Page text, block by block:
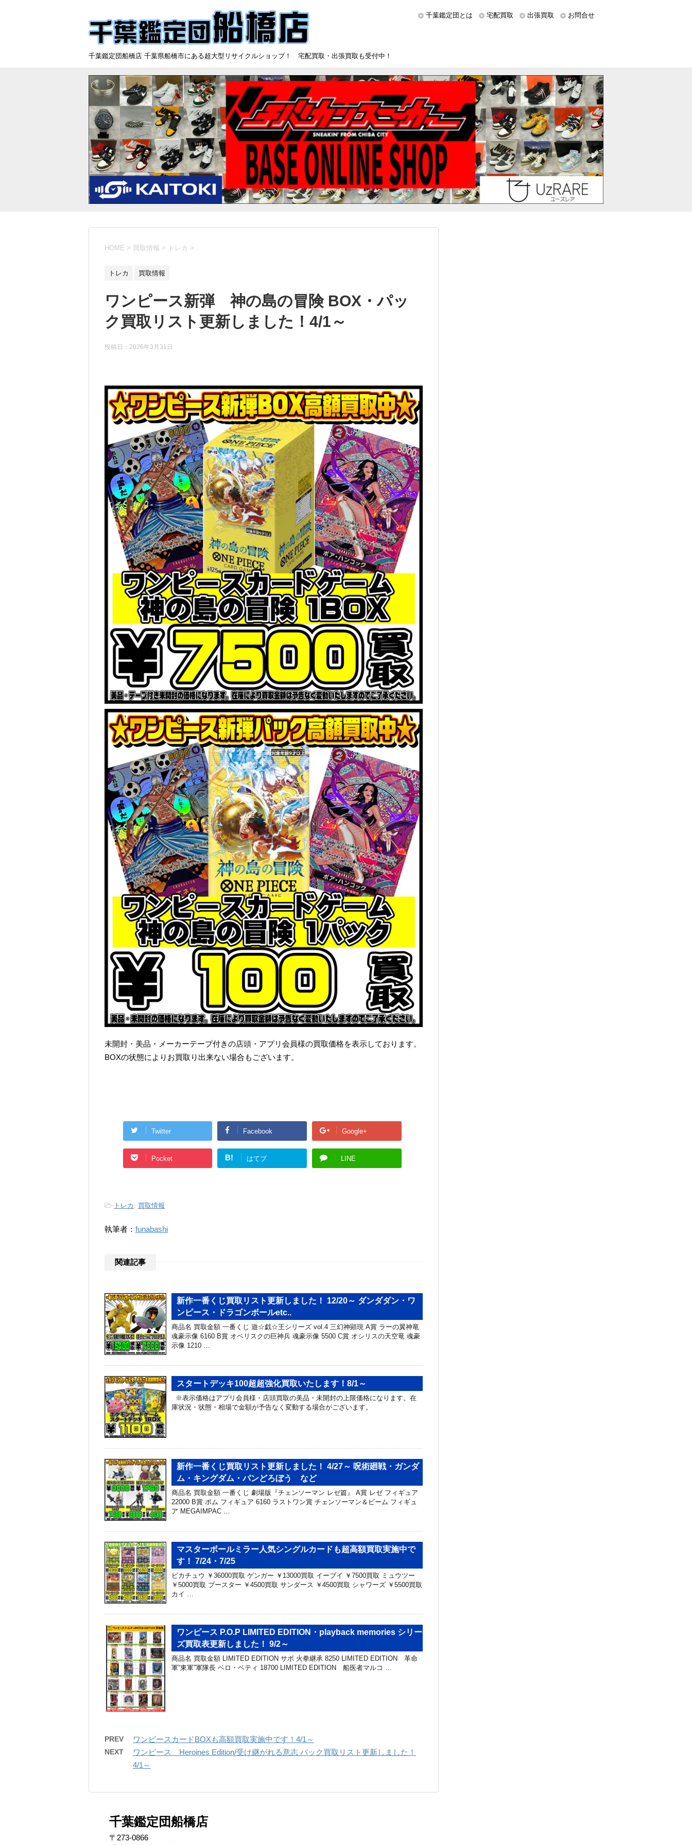
千葉鑑定団船橋店 千葉県船橋市にある超大型リサイクルショップ！ 宅配買取・出張買取も受付中！
千葉鑑定団とは 宅配買取 出張買取 お問合せ
HOME > 買取情報 > トレカ >
トレカ 買取情報
ワンピース新弾 神の島の冒険 BOX・パッ
ク買取リスト更新しました！4/1～
投稿日： 2026年3月31日
未開封・美品・メーカーテープ付きの店頭・アプリ会員様の買取価格を表示しております。
BOXの状態によりお買取り出来ない場合もございます。
Twitter Facebook Google+
Pocket B! はてブ LINE
- トレカ , 買取情報
執筆者： funabashi
関連記事
新作一番くじ買取リスト更新しました！ 12/20～ ダンダダン・ワ
ンピース・ドラゴンボールetc..
商品名 買取金額 一番くじ 遊☆戯☆王シリーズ vol.4 三幻神顕現 A賞 ラーの翼神竜
魂豪示像 6160 B賞 オベリスクの巨神兵 魂豪示像 5500 C賞 オシリスの天空竜 魂豪
示像 1210 …
スタートデッキ100超超強化買取いたします！8/1～
※表示価格はアプリ会員様・店頭買取の美品・未開封の上限価格になります。在
庫状況・状態・相場で金額が予告なく変動する場合がございます。
新作一番くじ買取リスト更新しました！ 4/27～ 呪術廻戦・ガンダ
ム・キングダム・パンどろぼう など
商品名 買取金額 一番くじ 劇場版『チェンソーマン レゼ篇』 A賞 レゼ フィギュア
22000 B賞 ボム フィギュア 6160 ラストワン賞 チェンソーマン＆ビーム フィギュ
ア MEGAIMPAC …
マスターボールミラー人気シングルカードも超高額買取実施中で
す！ 7/24・7/25
ピカチュウ ￥36000買取 ゲンガー ￥13000買取 イーブイ ￥7500買取 ミュウツー
￥5000買取 ブースター ￥4500買取 サンダース ￥4500買取 シャワーズ ￥5500買取
カイ …
ワンピース P.O.P LIMITED EDITION・playback memories シリー
ズ買取表更新しました！ 9/2～
商品名 買取金額 LIMITED EDITION サボ 火拳継承 8250 LIMITED EDITION 革命
軍“東軍”軍隊長 ベロ・ベティ 18700 LIMITED EDITION 船医者マルコ …
PREV ワンピースカードBOXも高額買取実施中です！4/1～
NEXT
ワンピース Heroines Edition/受け継がれる意志 パック買取リスト更新しました！
4/1～
千葉鑑定団船橋店
〒273-0866